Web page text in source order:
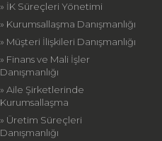
» İK Süreçleri Yönetimi
» Kurumsallaşma Danışmanlığı
» Müşteri İlişkileri Danışmanlığı
» Finans ve Mali İşler
Danışmanlığı
» Aile Şirketlerinde
Kurumsallaşma
» Üretim Süreçleri
Danışmanlığı